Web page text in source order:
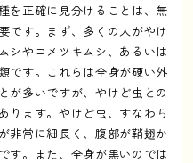
を正確に見分けることは、無
です。まず、多くの人がやけ
シやコメツキムシ、あるいは
です。これらは全身が硬い外
が多いですが、やけど虫との
ります。やけど虫、すなわち
非常に細長く、腹部が鞘翅か
す。また、全身が黒いのでは